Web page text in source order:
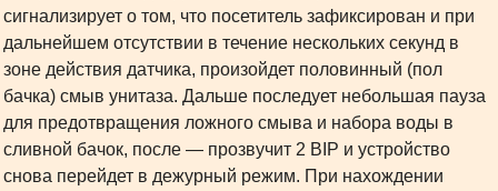
сигнализирует о том, что посетитель зафиксирован и при
дальнейшем отсутствии в течение нескольких секунд в
зоне действия датчика, произойдет половинный (пол
бачка) смыв унитаза. Дальше последует небольшая пауза
для предотвращения ложного смыва и набора воды в
сливной бачок, после — прозвучит 2 BIP и устройство
снова перейдет в дежурный режим. При нахождении